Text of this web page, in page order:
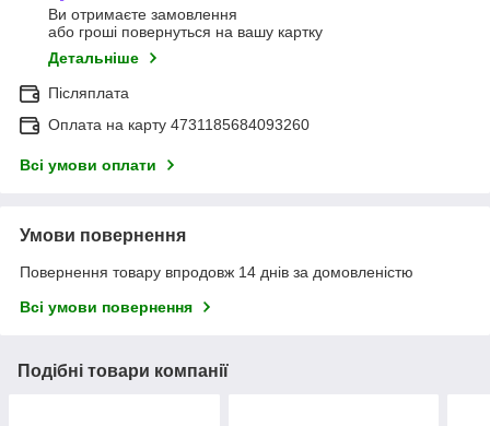
Ви отримаєте замовлення
або гроші повернуться на вашу картку
Детальніше
Післяплата
Оплата на карту 4731185684093260
Всі умови оплати
Умови повернення
Повернення товару впродовж 14 днів за домовленістю
Всі умови повернення
Подібні товари компанії